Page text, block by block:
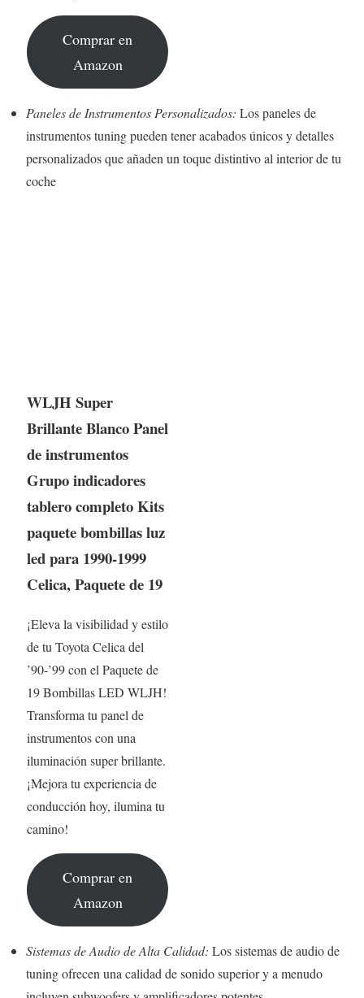
Comprar en
Amazon
Paneles de Instrumentos Personalizados: Los paneles de
instrumentos tuning pueden tener acabados únicos y detalles
personalizados que añaden un toque distintivo al interior de tu
coche
WLJH Super
Brillante Blanco Panel
de instrumentos
Grupo indicadores
tablero completo Kits
paquete bombillas luz
led para 1990-1999
Celica, Paquete de 19
¡Eleva la visibilidad y estilo
de tu Toyota Celica del
’90-’99 con el Paquete de
19 Bombillas LED WLJH!
Transforma tu panel de
instrumentos con una
iluminación super brillante.
¡Mejora tu experiencia de
conducción hoy, ilumina tu
camino!
Comprar en
Amazon
Sistemas de Audio de Alta Calidad: Los sistemas de audio de
tuning ofrecen una calidad de sonido superior y a menudo